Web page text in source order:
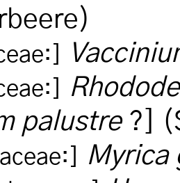
palustre?]
Myrica